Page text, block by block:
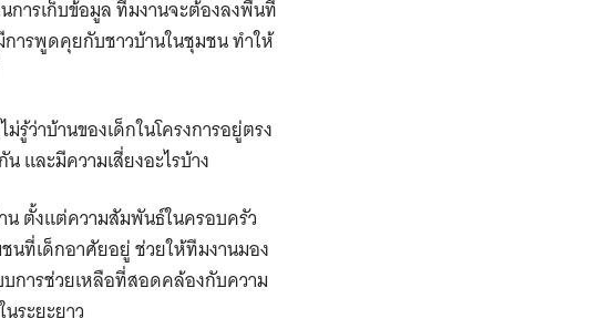
การเก็บข้อมูล ทีมงานจะต้องลงพื้นที่
ารพูดคุยกับชาวบ้านในชุมชน ทำให้
ว่าบ้านของเด็กในโครงการอยู่ตรง
และมีความเสี่ยงอะไรบ้าง
น ตั้งแต่ความสัมพันธ์ในครอบครัว
นที่เด็กอาศัยอยู่ ช่วยให้ทีมงานมอง
การช่วยเหลือที่สอดคล้องกับความ
ระยะยาว